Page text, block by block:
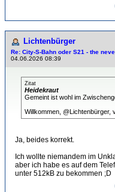
Lichtenbürger
Re: City-S-Bahn oder S21 - the
04.06.2026 08:39
Zitat
Heidekraut
Gemeint ist wohl im
Willkommen, @Lichtenbürger,
Ja, beides korrekt.
Ich wollte niemandem im
aber ich habe es auf dem
unter 512kB zu bekommen ;D